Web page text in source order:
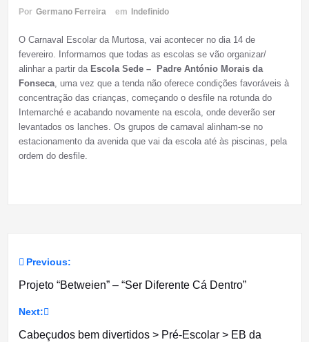
Por Germano Ferreira em Indefinido
O Carnaval Escolar da Murtosa, vai acontecer no dia 14 de
fevereiro. Informamos que todas as escolas se vão organizar/
alinhar a partir da Escola Sede – Padre António Morais da
Fonseca, uma vez que a tenda não oferece condições favoráveis à
concentração das crianças, começando o desfile na rotunda do
Intemarché e acabando novamente na escola, onde deverão ser
levantados os lanches. Os grupos de carnaval alinham-se no
estacionamento da avenida que vai da escola até às piscinas, pela
ordem do desfile.
Navegação
de
artigos
Previous:
Projeto “Betweien” – “Ser Diferente Cá Dentro”
Next:
Cabeçudos bem divertidos > Pré-Escolar > EB da